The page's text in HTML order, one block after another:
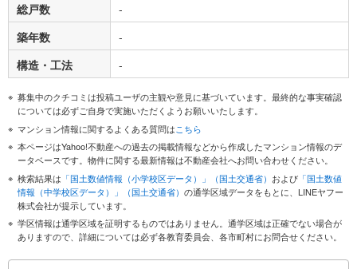
総戸数
-
築年数
-
構造・工法
-
募集中のクチコミは投稿ユーザの主観や意見に基づいています。最終的な事実確認
については必ずご自身で実施いただくようお願いいたします。
マンション情報に関するよくある質問はこちら
本ページはYahoo!不動産への過去の掲載情報などから作成したマンション情報のデ
ータベースです。物件に関する最新情報は不動産会社へお問い合わせください。
検索結果は 「国土数値情報（小学校区データ）」（国土交通省） および 「国土数値
情報（中学校区データ）」（国土交通省） の通学区域データをもとに、LINEヤフー
株式会社が提示しています。
学区情報は通学区域を証明するものではありません。通学区域は正確でない場合が
ありますので、詳細については必ず各教育委員会、各市町村にお問合せください。